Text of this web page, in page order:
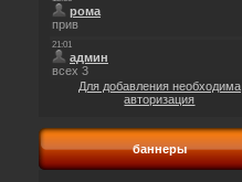
Для добавления необходима
авторизация
баннеры